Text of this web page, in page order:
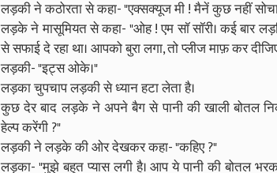
लड़की ने कठोरता से कहा- "एक्सक्यूज मी ! मैनें कुछ नहीं
लड़के ने मासूमियत से कहा- "ओह ! एम सॉ सॉरी। कई बार
से सफाई दे रहा था। आपको बुरा लगा, तो प्लीज माफ़ कर
लड़की- "इट्स ओके।"
लड़का चुपचाप लड़की से ध्यान हटा लेता है।
कुछ देर बाद लड़के ने अपने बैग से पानी की खाली बोतल
हेल्प करेंगी ?"
लड़की ने लड़के की ओर देखकर कहा- "कहिए ?"
लड़का- "मुझे बहुत प्यास लगी है। आप ये पानी की बोतल